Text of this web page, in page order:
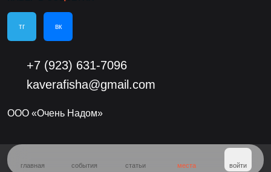
тг вк
+7 (923) 631-7096
kaverafisha@gmail.com
ООО «Очень Надом»
главная события статьи места войти